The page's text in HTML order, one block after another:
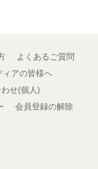
よくあるご質問
ィアの皆様へ
せ(個人)
会員登録の解除